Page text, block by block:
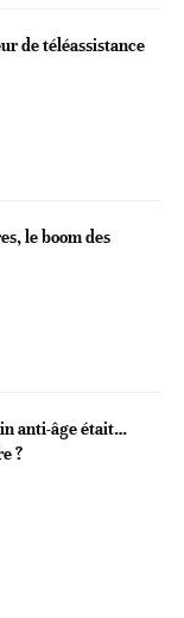
de téléassistance
le boom des
anti-âge était…
?